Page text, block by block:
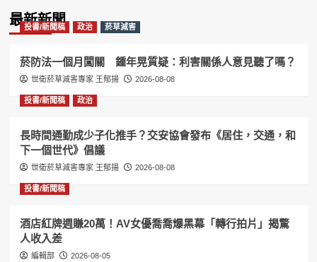
最新新聞
投書/新聞稿 政治 菸草減害
菸防法一個月闖關 鍾年晃質疑：利害關係人意見聽了嗎？
世衛菸草減害專家 王郁揚 2026-08-08
投書/新聞稿 政治
長時間通勤成少子化推手？交安協會發布《居住，交通，和
下一個世代》倡議
世衛菸草減害專家 王郁揚 2026-08-08
投書/新聞稿
酒店紅牌週賺20萬！AV女優喬喬爆黑幕「轉行拍片」揭驚
人收入差
編輯部 2026-08-05